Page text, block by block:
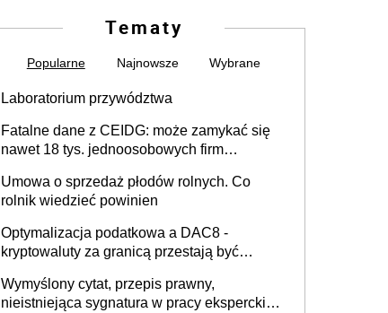
Tematy
Popularne Najnowsze Wybrane
Laboratorium przywództwa
Fatalne dane z CEIDG: może zamykać się
nawet 18 tys. jednoosobowych firm
Umowa o sprzedaż płodów rolnych. Co
rolnik wiedzieć powinien
Optymalizacja podatkowa a DAC8 -
kryptowaluty za granicą przestają być
Wymyślony cytat, przepis prawny,
nieistniejąca sygnatura w pracy eksperckiej -